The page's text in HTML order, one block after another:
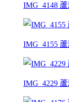
IMG_4148
IMG_4155
IMG_4229